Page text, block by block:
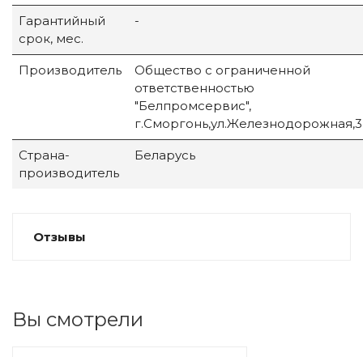
Гарантийный
срок, мес.
-
Производитель
Общество с ограниченной
ответственностью
"Белпромсервис",
Страна-
производитель
Беларусь
Отзывы
Вы смотрели